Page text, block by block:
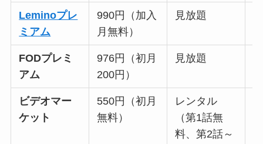
Leminoプレ
ミアム
990円（加入
月無料）
見放題
FODプレミ
アム
976円（初月
200円）
見放題
ビデオマー
ケット
550円（初月
無料）
レンタル
（第1話無
料、第2話～